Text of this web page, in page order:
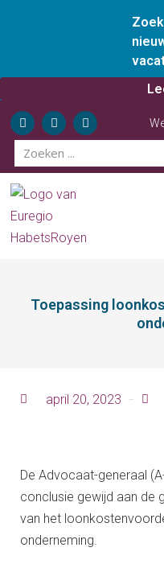
Toepassing
april 20, 2023
De Advocaat-generaal
conclusie gewijd aan de
van het
onderneming.